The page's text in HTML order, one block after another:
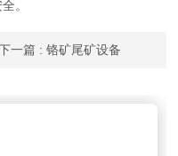
。
一篇 : 铬矿尾矿设备